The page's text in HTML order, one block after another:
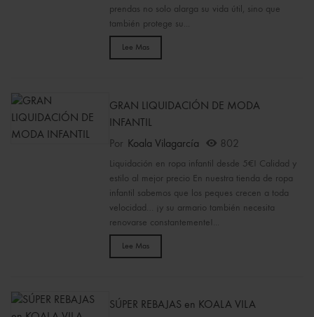
prendas no solo alarga su vida útil, sino que
también protege su...
Lee Mas
GRAN LIQUIDACIÓN DE MODA
INFANTIL
Por
Koala Vilagarcía 802
Liquidación en ropa infantil desde 5€! Calidad y
estilo al mejor precio En nuestra tienda de ropa
infantil sabemos que los peques crecen a toda
velocidad… ¡y su armario también necesita
renovarse constantemente!...
Lee Mas
SÚPER REBAJAS en KOALA VILA